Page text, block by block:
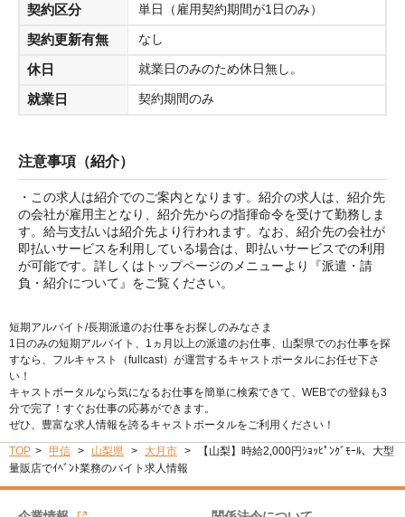
契約区分 単日（雇用契約期間が1日のみ）
契約更新有無 なし
休日 就業日のみのため休日無し。
就業日 契約期間のみ
注意事項（紹介）
・この求人は紹介でのご案内となります。紹介の求人は、紹介先
の会社が雇用主となり、紹介先からの指揮命令を受けて勤務しま
す。給与支払いは紹介先より行われます。なお、紹介先の会社が
即払いサービスを利用している場合は、即払いサービスでの利用
が可能です。詳しくはトップページのメニューより『派遣・請
負・紹介について』をご覧ください。
短期アルバイト/長期派遣のお仕事をお探しのみなさま
1日のみの短期アルバイト、1ヵ月以上の派遣のお仕事、山梨県でのお仕事を探
すなら、フルキャスト（fullcast）が運営するキャストポータルにお任せ下さ
い！
キャストポータルなら気になるお仕事を簡単に検索できて、WEBでの登録も3
分で完了！すぐお仕事の応募ができます。
ぜひ、豊富な求人情報を誇るキャストポータルをご利用ください！
TOP 甲信 山梨県 大月市
【山梨】時給2,000円ｼｮｯﾋﾟﾝｸﾞﾓｰﾙ、大型
量販店でｲﾍﾞﾝﾄ業務のバイト求人情報